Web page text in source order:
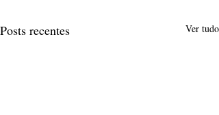
Posts recentes Ver tudo